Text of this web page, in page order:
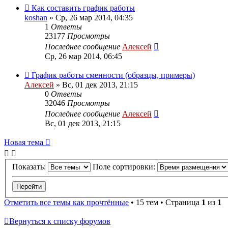
Как составить график работы
koshan » Ср, 26 мар 2014, 04:35
1 Ответы
23177 Просмотры
Последнее сообщение Алексей
Ср, 26 мар 2014, 06:45
График работы сменности (образцы, примеры)
Алексей » Вс, 01 дек 2013, 21:15
0 Ответы
32046 Просмотры
Последнее сообщение Алексей
Вс, 01 дек 2013, 21:15
Новая тема
Показать: Поле сортировки:
Отметить все темы как прочтённые • 15 тем • Страница 1 из 1
Вернуться к списку форумов